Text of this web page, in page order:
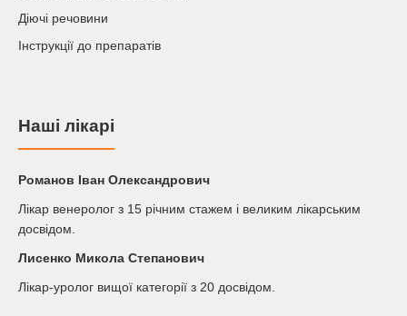
Діючі речовини
Інструкції до препаратів
Наші лікарі
Романов Iван Олександрович
Лікар венеролог з 15 річним стажем і великим лікарським
досвідом.
Лисенко Микола Степанович
Лікар-уролог вищої категорії з 20 досвідом.